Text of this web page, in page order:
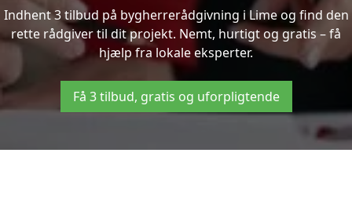
Indhent 3 tilbud på bygherrerådgivning i Lime og find den
rette rådgiver til dit projekt. Nemt, hurtigt og gratis – få
hjælp fra lokale eksperter.
Få 3 tilbud, gratis og uforpligtende